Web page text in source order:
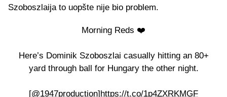
Szoboszlaija to uopšte nije bio problem.
Morning Reds ❤️
Here’s Dominik Szoboszlai casually hitting an 80+
yard through ball for Hungary the other night.
[@1947production]https://t.co/1p4ZXRKMGF